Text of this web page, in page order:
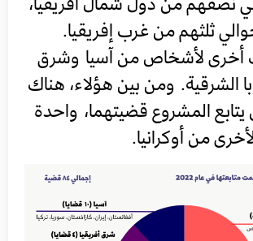
ثلثهم من غرب إفريقيا.
أخرى لأشخاص من آسيا وشرق
الشرقية. ومن بين هؤلاء، هناك
يتابع المشروع قضيتهما، واحدة
من أوكرانيا.